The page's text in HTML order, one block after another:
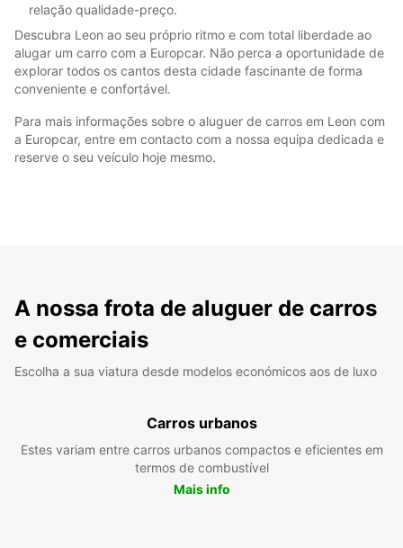
relação qualidade-preço.
Descubra Leon ao seu próprio ritmo e com total liberdade ao
alugar um carro com a Europcar. Não perca a oportunidade de
explorar todos os cantos desta cidade fascinante de forma
conveniente e confortável.
Para mais informações sobre o aluguer de carros em Leon com
a Europcar, entre em contacto com a nossa equipa dedicada e
reserve o seu veículo hoje mesmo.
A nossa frota de aluguer de carros
e comerciais
Escolha a sua viatura desde modelos económicos aos de luxo
Carros urbanos
Estes variam entre carros urbanos compactos e eficientes em
termos de combustível
Mais info